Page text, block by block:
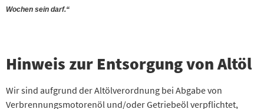
Wochen sein darf.“
Hinweis zur Entsorgung von Altöl
Wir sind aufgrund der Altölverordnung bei Abgabe von
Verbrennungsmotorenöl und/oder Getriebeöl verpflichtet,